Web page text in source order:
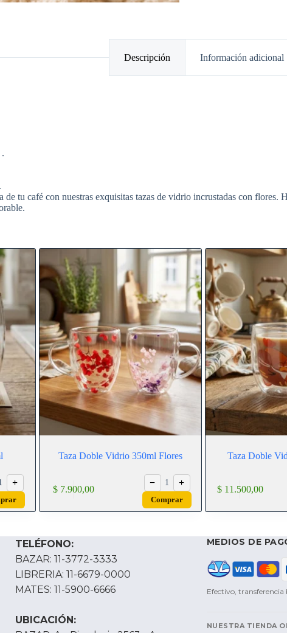
Descripción Información adicional
de tu café con nuestras exquisitas tazas de vidrio incrustadas con
+
Taza Doble Vidrio 350ml Flores
$ 7.900,00
− 1 +
Comprar
Taza Doble
$11.500,00
TELÉFONO:
BAZAR: 11-3772-3333
LIBRERIA: 11-6679-0000
MATES: 11-5900-6666
UBICACIÓN:
MEDIOS DE
Efectivo,
NUESTRA TIENDA